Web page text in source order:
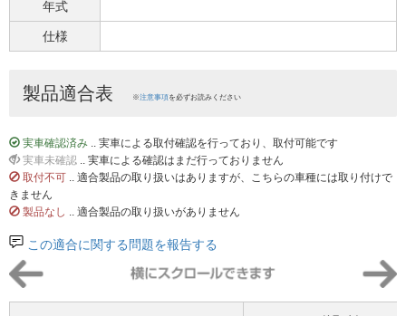
年式
仕様
製品適合表 ※注意事項を必ずお読みください
実車確認済み .. 実車による取付確認を行っており、取付可能です
実車未確認 .. 実車による確認はまだ行っておりません
取付不可 .. 適合製品の取り扱いはありますが、こちらの車種には取り付けで
きません
製品なし .. 適合製品の取り扱いがありません
この適合に関する問題を報告する